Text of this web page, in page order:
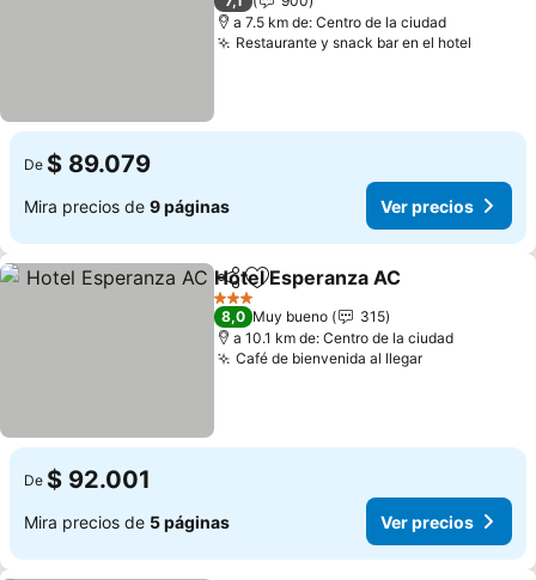
a 7.5 km de: Centro de la ciudad
Restaurante y snack bar en el hotel
De $ 89.079
Mira precios de 9 páginas Ver precios
CompartirAgregar a favoritos
Hotel Esperanza AC
3 Estrellas
8,0 Muy bueno
315
a 10.1 km de: Centro de la ciudad
Café de bienvenida al llegarVer precios
De $ 92.001
Mira precios de 5 páginas Ver precios